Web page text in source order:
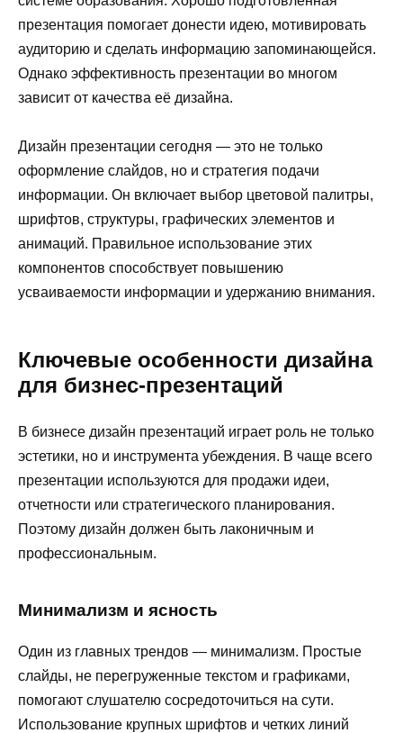
презентация помогает донести идею, мотивировать
аудиторию и сделать информацию запоминающейся.
Однако эффективность презентации во многом
зависит от качества её дизайна.
Дизайн презентации сегодня — это не только
оформление слайдов, но и стратегия подачи
информации. Он включает выбор цветовой палитры,
шрифтов, структуры, графических элементов и
анимаций. Правильное использование этих
компонентов способствует повышению
усваиваемости информации и удержанию внимания.
Ключевые особенности дизайна
для бизнес-презентаций
В бизнесе дизайн презентаций играет роль не только
эстетики, но и инструмента убеждения. В чаще всего
презентации используются для продажи идеи,
отчетности или стратегического планирования.
Поэтому дизайн должен быть лаконичным и
профессиональным.
Минимализм и ясность
Один из главных трендов — минимализм. Простые
слайды, не перегруженные текстом и графиками,
помогают слушателю сосредоточиться на сути.
Использование крупных шрифтов и четких линий